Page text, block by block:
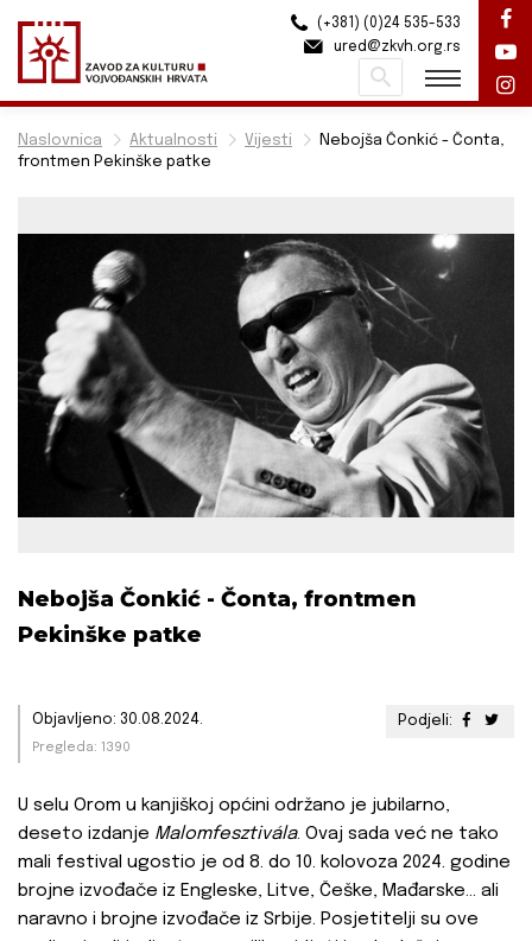
Naslovnica Aktualnosti Vijesti
Nebojša Čonkić - Čonta,
frontmen Pekinške patke
Nebojša Čonkić - Čonta, frontmen
Pekinške patke
Podjeli:
Objavljeno: 30.08.2024.
Pregleda: 1390
U selu Orom u kanjiškoj općini održano je jubilarno,
deseto izdanje Malomfesztivála. Ovaj sada već ne tako
mali festival ugostio je od 8. do 10. kolovoza 2024. godine
brojne izvođače iz Engleske, Litve, Češke, Mađarske... ali
naravno i brojne izvođače iz Srbije. Posjetitelji su ove
(+381) (0)24 535-533
ured@zkvh.org.rs
Pretraži